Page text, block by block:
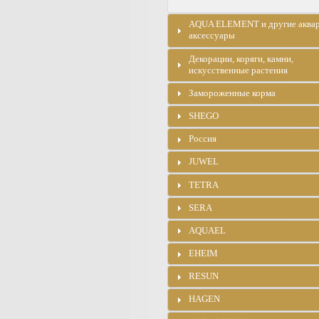
AQUA ELEMENT и другие
аксессуары
Декорации, коряги, камни,
искусственные растения
Замороженные корма
SHEGO
Россия
JUWEL
TETRA
SERA
AQUAEL
EHEIM
RESUN
HAGEN